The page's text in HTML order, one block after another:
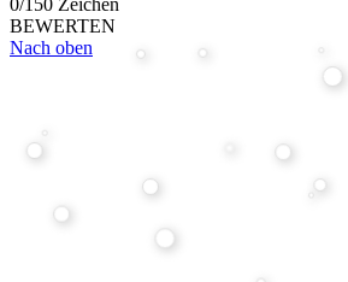
0/150 Zeichen
BEWERTEN
Nach oben